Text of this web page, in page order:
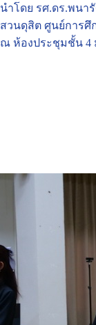
นำโดย รศ.ดร.พนา
สวนดุสิต ศูนย์การศึ
ณ ห้องประชุมชั้น 4